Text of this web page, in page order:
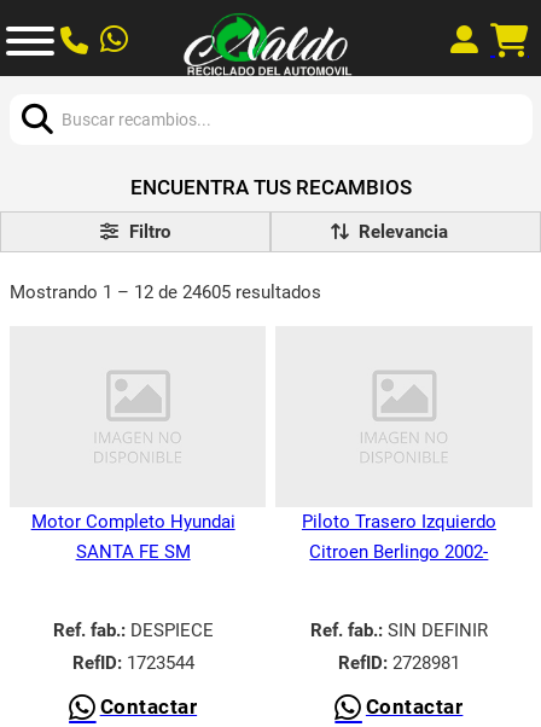
ENCUENTRA TUS RECAMBIOS
Filtro
Mostrando 1 – 12 de 24605 resultados
Motor Completo Hyundai
SANTA FE SM
Ref. fab.:DESPIECE
RefID:1723544
Contactar
Piloto Trasero Izquierdo
Citroen Berlingo 2002-
Ref. fab.:SIN DEFINIR
RefID:2728981
Contactar